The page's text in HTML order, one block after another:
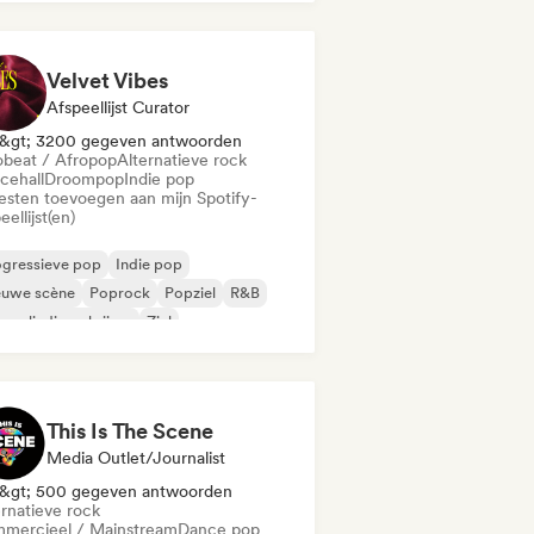
Velvet Vibes
Afspeellijst Curator
3200 gegeven antwoorden
/ AfropopAlternatieve rock
DroompopIndie pop
toevoegen aan mijn Spotify-
pop
Indie pop
scène
Poprock Popziel
R&B
liedjesschrijver
Ziel
This Is The Scene
Media Outlet/Journalist
500 gegeven antwoorden
rock
/ MainstreamDance pop